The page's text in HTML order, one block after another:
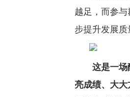
越足，而参
步提升发展质
这是一场
亮成绩、大